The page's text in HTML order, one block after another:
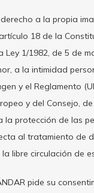
a la propia
18 de la
Ley 1/1982, de 5 de
a la intimidad
y el Reglamento
y del Consejo,
la protección de las
al tratamiento de
libre circulación de
pide su